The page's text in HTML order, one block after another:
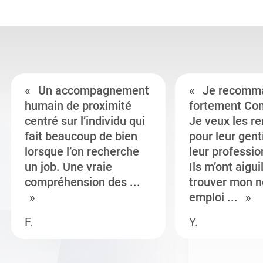
Un accompagnement
humain de proximité
centré sur l’individu qui
fait beaucoup de bien
lorsque l’on recherche
un job. Une vraie
compréhension des ...
F.
Je
fortement
Je veux les
pour leur
leur
Ils m’ont
trouver mon
emploi ...
Y.